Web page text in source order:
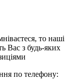
то наші
Вас з будь-яких
по телефону: